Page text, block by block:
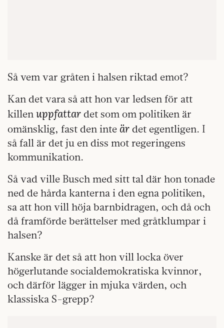
Så vem var gråten i halsen riktad emot?
Kan det vara så att hon var ledsen för att
killenuppfattar det som om politiken är
omänsklig, fast den inte är det egentligen. I
så fall är det ju en diss mot regeringens
kommunikation.
Så vad ville Busch med sitt tal där hon tonade
ned de hårda kanterna i den egna politiken,
sa att hon vill höja barnbidragen, och då och
då framförde berättelser med gråtklumpar i
halsen?
Kanske är det så att hon vill locka över
högerlutande socialdemokratiska kvinnor,
och därför lägger in mjuka värden, och
klassiska S-grepp?